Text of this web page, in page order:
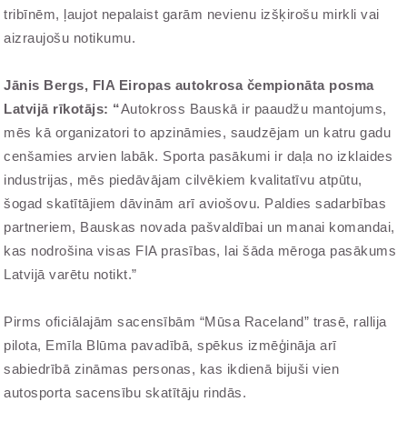
tribīnēm, ļaujot nepalaist garām nevienu izšķirošu mirkli vai
aizraujošu notikumu.
Jānis Bergs, FIA Eiropas autokrosa čempionāta posma
Latvijā rīkotājs: “Autokross Bauskā ir paaudžu mantojums,
mēs kā organizatori to apzināmies, saudzējam un katru gadu
cenšamies arvien labāk. Sporta pasākumi ir daļa no izklaides
industrijas, mēs piedāvājam cilvēkiem kvalitatīvu atpūtu,
šogad skatītājiem dāvinām arī aviošovu. Paldies sadarbības
partneriem, Bauskas novada pašvaldībai un manai komandai,
kas nodrošina visas FIA prasības, lai šāda mēroga pasākums
Latvijā varētu notikt.”
Pirms oficiālajām sacensībām “Mūsa Raceland” trasē, rallija
pilota, Emīla Blūma pavadībā, spēkus izmēģināja arī
sabiedrībā zināmas personas, kas ikdienā bijuši vien
autosporta sacensību skatītāju rindās.